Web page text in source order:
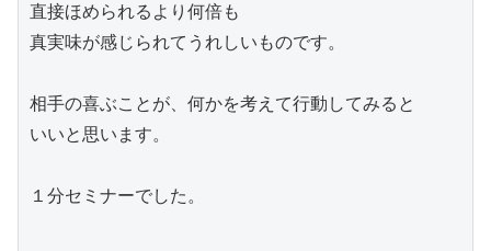
直接ほめられるより何倍も
真実味が感じられてうれしいものです。
相手の喜ぶことが、何かを考えて行動してみると
いいと思います。
１分セミナーでした。